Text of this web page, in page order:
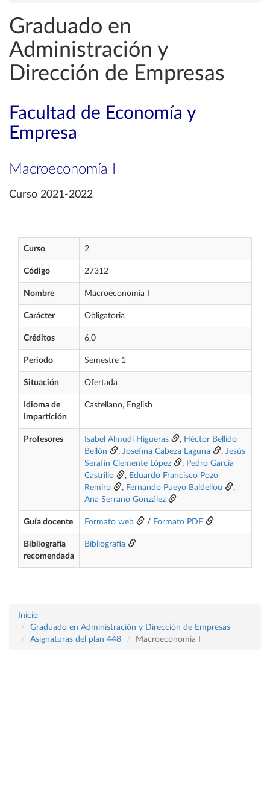
Graduado en
Administración y
Dirección de Empresas
Facultad de Economía y
Empresa
Macroeconomía I
Curso 2021-2022
Curso 2
Código 27312
Nombre Macroeconomía I
Carácter Obligatoria
Créditos 6,0
Periodo Semestre 1
Situación Ofertada
Idioma de
impartición
Castellano, English
Profesores Isabel Almudí Higueras , Héctor Bellido
Bellón
, Josefina Cabeza Laguna , Jesús
Serafín Clemente López
, Pedro García
Castrillo
, Eduardo Francisco Pozo
Remiro
, Fernando Pueyo Baldellou
,
Ana Serrano González
Guía docente Formato web / Formato PDF
Bibliografía
recomendada
Bibliografía
Inicio
Graduado en Administración y Dirección de Empresas
Asignaturas del plan 448
Macroeconomía I